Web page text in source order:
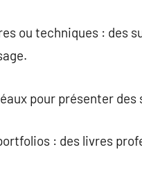
ou techniques : des
pour présenter
: des livres